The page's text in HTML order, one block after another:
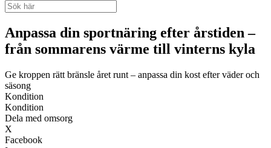
Anpassa din sportnäring efter årstiden –
från sommarens värme till vinterns kyla
Ge kroppen rätt bränsle året runt – anpassa din kost efter väder och
säsong
Kondition
Kondition
Dela med omsorg
X
Facebook